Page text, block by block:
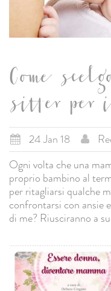
Come
sitter per
24 Jan 18
Ogni volta che una
proprio bambino al
per ritagliarsi qualche
confrontarsi con ansie
di me? Riusciranno a